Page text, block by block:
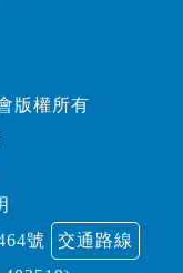
版權所有
號
交通路線